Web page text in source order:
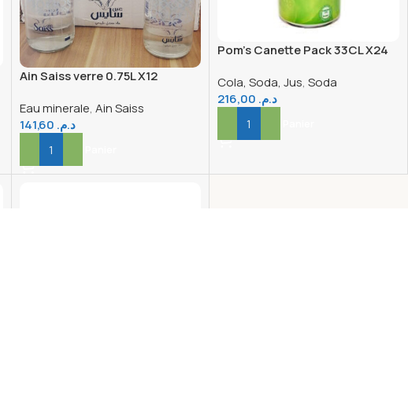
Ain Saiss verre 0.75L X12
Eau minerale, Ain Saiss
د.م.
Ajouter Au Panier
Pom’s Canette Pack 33CL X24
Cola, Soda, Jus,Soda
د.م.
Ajouter Au Panier